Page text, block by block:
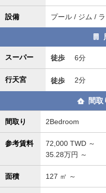
設備 プール / ジム /
スーパー 徒歩 6分
行天宮 徒歩 2分
間取
間取り 2Bedroom
参考賃料 72,000 TWD ～
35.28万円 ～
面積 127 ㎡ ～